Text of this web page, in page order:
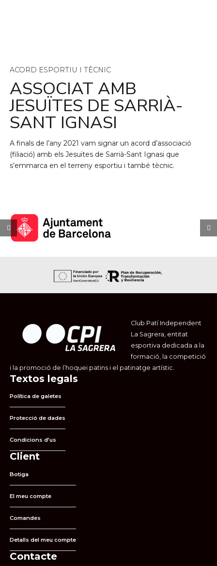
ACORD ESPORTIU I TÈCNIC
ASSOCIAT AMB
JESUÏTES DE SARRIÀ-
SANT IGNASI
A finals de l’any 2021 vam signar un acord d’associació
(filiació) amb els Jesuïtes de Sarrià-Sant Ignasi que
s’emmarca en el terreny esportiu i també tècnic.
Club Patí Independent
La Sagrera, entitat
esportiva dedicada a la
formació, la competició
i la promoció de l’hoquei patins i el patinatge artístic.
Textos legals
Política de galetes
Protecció de dades
Condicions d’us
Client
Botiga
El meu compte
Comandes
Detalls del meu compte
Contacte